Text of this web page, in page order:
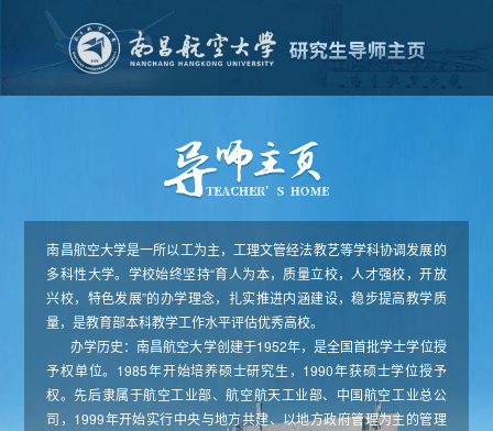
南昌航空大学是一所以工为主，工理文管经法教艺等学科协调发展的
多科性大学。学校始终坚持“育人为本，质量立校，人才强校，开放
兴校，特色发展”的办学理念，扎实推进内涵建设，稳步提高教学质
量，是教育部本科教学工作水平评估优秀高校。
办学历史：南昌航空大学创建于1952年，是全国首批学士学位授
予权单位。1985年开始培养硕士研究生，1990年获硕士学位授予
权。先后隶属于航空工业部、航空航天工业部、中国航空工业总公
司，1999年开始实行中央与地方共建、以地方政府管理为主的管理